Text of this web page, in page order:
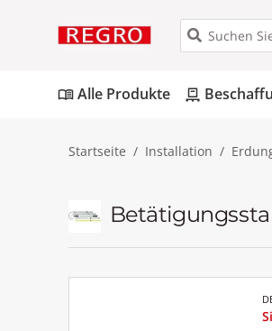
menu_bookAlle Produkte pallet
Startseite Installation